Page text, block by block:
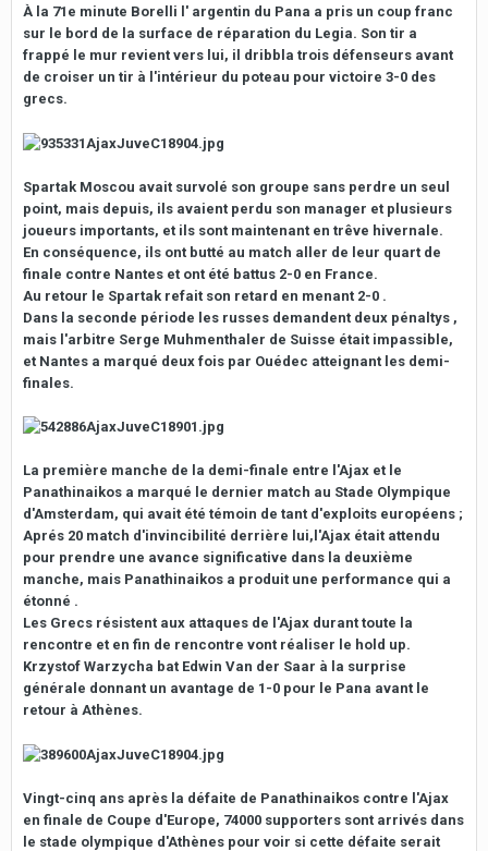
À la 71e minute Borelli l' argentin du Pana a pris un coup franc
sur le bord de la surface de réparation du Legia. Son tir a
frappé le mur revient vers lui, il dribbla trois défenseurs avant
de croiser un tir à l'intérieur du poteau pour victoire 3-0 des
grecs.
Spartak Moscou avait survolé son groupe sans perdre un seul
point, mais depuis, ils avaient perdu son manager et plusieurs
joueurs importants, et ils sont maintenant en trêve hivernale.
En conséquence, ils ont butté au match aller de leur quart de
finale contre Nantes et ont été battus 2-0 en France.
Au retour le Spartak refait son retard en menant 2-0 .
Dans la seconde période les russes demandent deux pénaltys ,
mais l'arbitre Serge Muhmenthaler de Suisse était impassible,
et Nantes a marqué deux fois par Ouédec atteignant les demi-
finales.
La première manche de la demi-finale entre l'Ajax et le
Panathinaikos a marqué le dernier match au Stade Olympique
d'Amsterdam, qui avait été témoin de tant d'exploits européens ;
Aprés 20 match d'invincibilité derrière lui,l'Ajax était attendu
pour prendre une avance significative dans la deuxième
manche, mais Panathinaikos a produit une performance qui a
étonné .
Les Grecs résistent aux attaques de l'Ajax durant toute la
rencontre et en fin de rencontre vont réaliser le hold up.
Krzystof Warzycha bat Edwin Van der Saar à la surprise
générale donnant un avantage de 1-0 pour le Pana avant le
retour à Athènes.
Vingt-cinq ans après la défaite de Panathinaikos contre l'Ajax
en finale de Coupe d'Europe, 74000 supporters sont arrivés dans
le stade olympique d'Athènes pour voir si cette défaite serait